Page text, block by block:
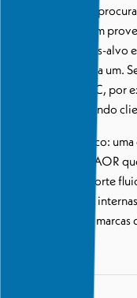
O que você deve
expertise local. Um
todos os mercados-alvo
específicas de cada
de sucesso. A CXC, por
experiência apoiando
Outro ponto crítico:
Busque soluções AOR
de faturas e o suporte
para suas equipes
transparência são